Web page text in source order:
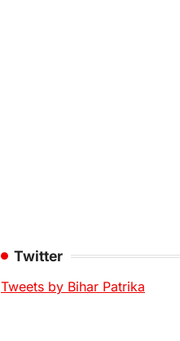
Twitter
Tweets by Bihar Patrika